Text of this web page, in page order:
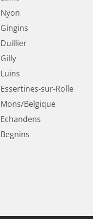
Nyon
Gingins
Duillier
Gilly
Luins
Essertines-sur-Rolle
Mons/Belgique
Echandens
Begnins